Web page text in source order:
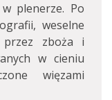
plenerze. Po
weselne
przez zboża i
w cieniu
więzami